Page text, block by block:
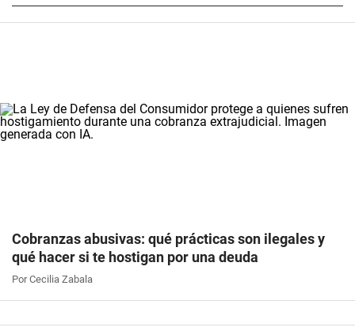
Cobranzas abusivas: qué prácticas son ilegales y
qué hacer si te hostigan por una deuda
Por Cecilia Zabala